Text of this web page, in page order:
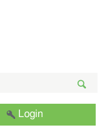
Login